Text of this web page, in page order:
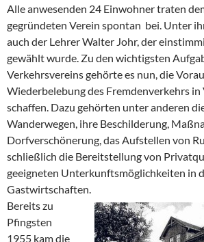
Alle anwesenden 24 Einwohner traten
gegründeten Verein spontan bei. Unter
auch der Lehrer Walter Johr, der
gewählt wurde. Zu den wichtigsten
Verkehrsvereins gehörte es nun, die
Wiederbelebung des Fremdenverkehrs in
schaffen. Dazu gehörten unter anderen
Wanderwegen, ihre Beschilderung,
Dorfverschönerung, das Aufstellen von
schließlich die Bereitstellung von
geeigneten Unterkunftsmöglichkeiten in
Gastwirtschaften.
Bereits zu
Pfingsten
1955 kam die